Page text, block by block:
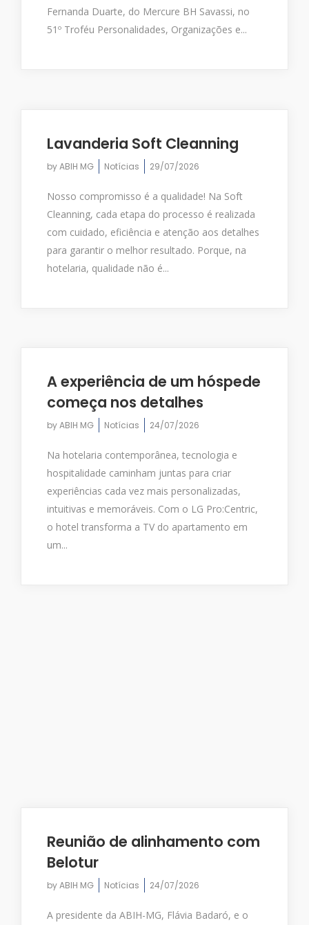
Fernanda Duarte, do Mercure BH Savassi, no
51º Troféu Personalidades, Organizações e...
Lavanderia Soft Cleanning
byABIH MG Notícias 29/07/2026
Nosso compromisso é a qualidade! Na Soft
Cleanning, cada etapa do processo é realizada
com cuidado, eficiência e atenção aos detalhes
para garantir o melhor resultado. Porque, na
hotelaria, qualidade não é...
A experiência de um hóspede
começa nos detalhes
byABIH MG Notícias 24/07/2026
Na hotelaria contemporânea, tecnologia e
hospitalidade caminham juntas para criar
experiências cada vez mais personalizadas,
intuitivas e memoráveis. Com o LG Pro:Centric,
o hotel transforma a TV do apartamento em
um...
Reunião de alinhamento com
Belotur
byABIH MG Notícias 24/07/2026
A presidente da ABIH-MG, Flávia Badaró, e o